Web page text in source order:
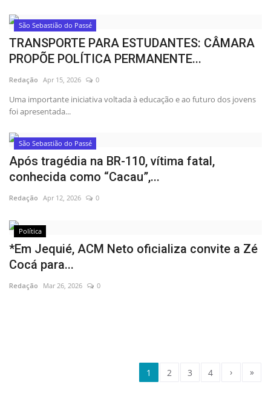
São Sebastião do Passé
TRANSPORTE PARA ESTUDANTES: CÂMARA
PROPÕE POLÍTICA PERMANENTE...
Redação Apr 15, 2026 0
Uma importante iniciativa voltada à educação e ao futuro dos jovens
foi apresentada...
São Sebastião do Passé
Após tragédia na BR-110, vítima fatal,
conhecida como “Cacau”,...
Redação Apr 12, 2026 0
Política
*Em Jequié, ACM Neto oficializa convite a Zé
Cocá para...
Redação Mar 26, 2026 0
1 2 3 4 › »